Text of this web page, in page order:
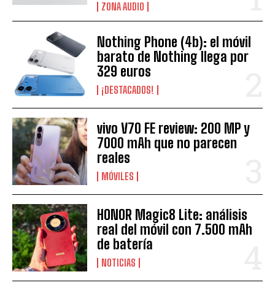
ZONA AUDIO
Nothing Phone (4b): el móvil
barato de Nothing llega por
329 euros
¡DESTACADOS!
vivo V70 FE review: 200 MP y
7000 mAh que no parecen
reales
MÓVILES
HONOR Magic8 Lite: análisis
real del móvil con 7.500 mAh
de batería
NOTICIAS